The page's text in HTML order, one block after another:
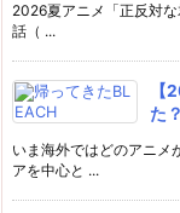
2026夏アニメ「正反対
話（ ...
【
た
いま海外ではどのアニメ
アを中心と ...